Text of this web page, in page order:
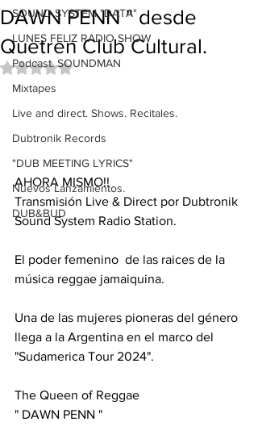
SOUND SYSTEM "DATA"
LUNES FELIZ RADIO SHOW
Podcast. SOUNDMAN
Mixtapes
Live and direct. Shows. Recitales.
Dubtronik Records
"DUB MEETING LYRICS"
Nuevos Lanzamientos.
DUB&BUD
DAWN PENN " desde
Quetren Club Cultural.
Obtuvo NaN de 5 estrellas.
AHORA MISMO!!
Transmisión Live & Direct por Dubtronik
Sound System Radio Station.
El poder femenino  de las raices de la
música reggae jamaiquina.
Una de las mujeres pioneras del género
llega a la Argentina en el marco del
"Sudamerica Tour 2024".
The Queen of Reggae
" DAWN PENN "